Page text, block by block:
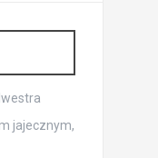
jajecznym,